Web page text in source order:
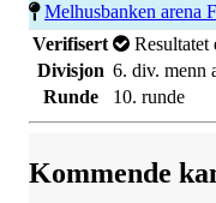
Melhusbanken arena
Verifisert
Resultatet
Divisjon 6. div. menn
Runde
10. runde
Kommende